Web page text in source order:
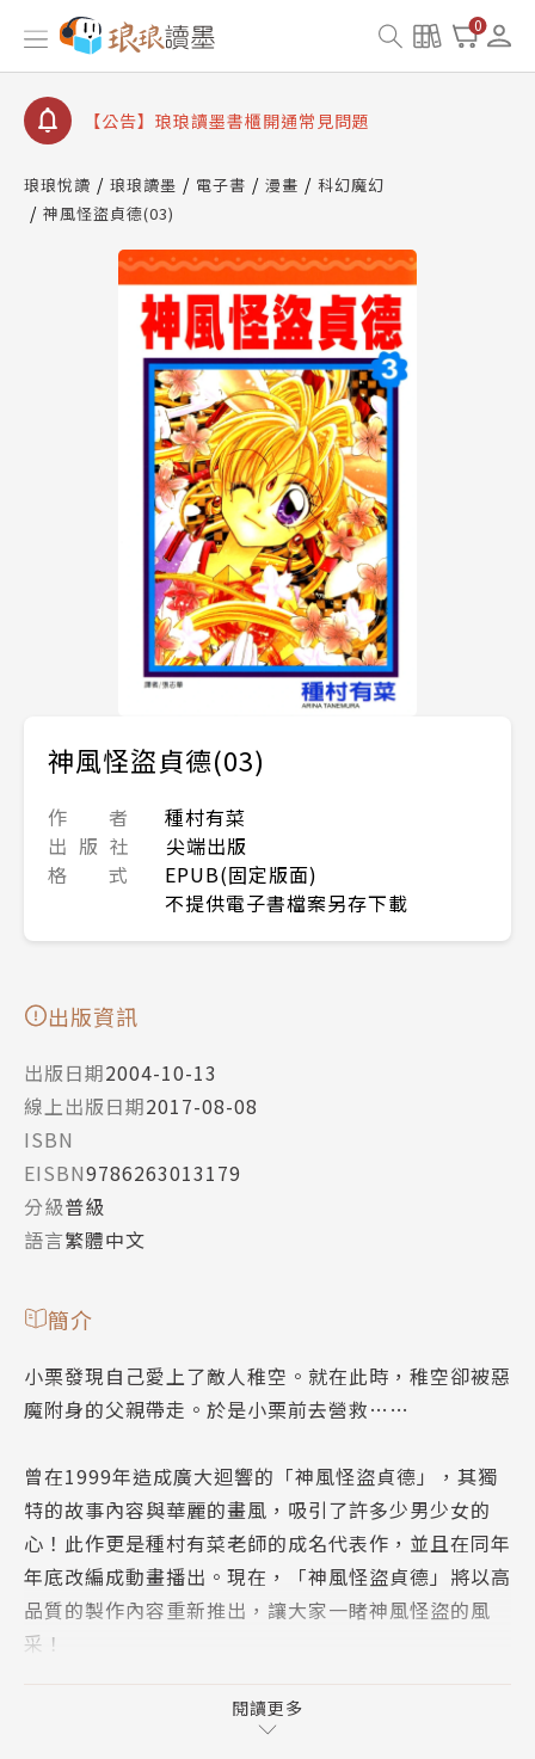
0
【公告】琅琅讀墨數位閱讀資產合併與書櫃開通申請
【公告】琅琅讀墨書櫃開通常見問題
【公告】琅琅讀墨 3 分鐘完成書櫃開通與資產合併申
請圖文教學
查詢
【公告】琅琅讀墨數位閱讀資產合併與書櫃開通申請
琅琅悅讀 琅琅讀墨 電子書 漫畫
科幻魔幻
神風怪盜貞德(03)
神風怪盜貞德(03)
作 者
種村有菜
出 版 社
尖端出版
格 式
EPUB(固定版面)
不提供電子書檔案另存下載
出版資訊
出版日期2004-10-13
線上出版日期2017-08-08
ISBN
EISBN9786263013179
分級普級
語言繁體中文
簡介
小栗發現自己愛上了敵人稚空。就在此時，稚空卻被惡
魔附身的父親帶走。於是小栗前去營救……
曾在1999年造成廣大迴響的「神風怪盜貞德」，其獨
特的故事內容與華麗的畫風，吸引了許多少男少女的
心！此作更是種村有菜老師的成名代表作，並且在同年
年底改編成動畫播出。現在，「神風怪盜貞德」將以高
品質的製作內容重新推出，讓大家一睹神風怪盜的風
采！
閱讀更多